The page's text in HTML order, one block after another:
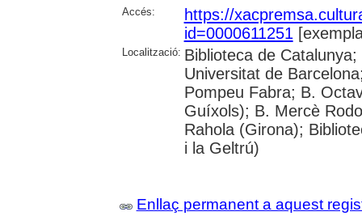
Accés:
https://
id=0000611251
Localització: Biblioteca de
Universitat de
Pompeu Fabra; B.
Guíxols); B. Mercè
Rahola (Girona);
i la Geltrú)
Enllaç permanent a aquest